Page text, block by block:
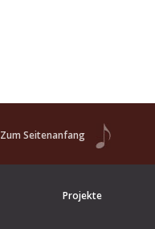
Zum Seitenanfang
Projekte